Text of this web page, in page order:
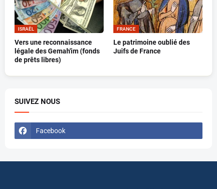
ISRAËL
Vers une reconnaissance
légale des Gemah'im (fonds
de prêts libres)
FRANCE
Le patrimoine oublié des
Juifs de France
SUIVEZ NOUS
Facebook